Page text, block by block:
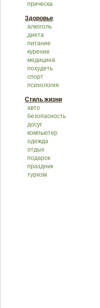
прическа
Здоровье
алкоголь
диета
питание
курение
медицина
похудеть
спорт
психология
Стиль жизни
авто
безопасность
досуг
компьютер
одежда
отдых
подарок
праздник
туризм